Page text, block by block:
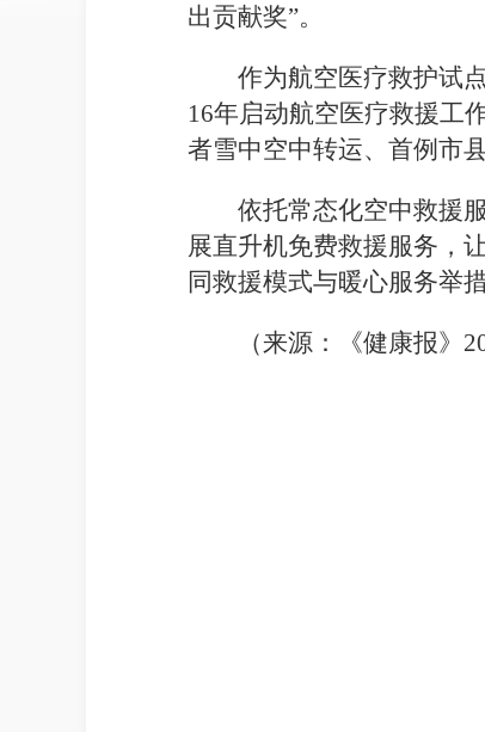
出贡献奖”。
作为航空医疗救护试
16年启动航空医疗救援工
者雪中空中转运、首例市
依托常态化空中救援
展直升机免费救援服务，
同救援模式与暖心服务举
（来源：《健康报》